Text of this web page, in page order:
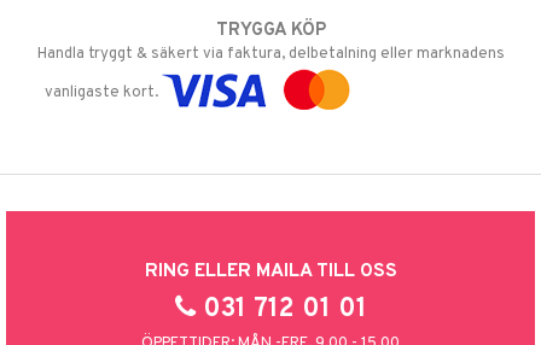
TRYGGA KÖP
Handla tryggt & säkert via faktura, delbetalning eller marknadens
vanligaste kort.
RING ELLER MAILA TILL OSS
031 712 01 01